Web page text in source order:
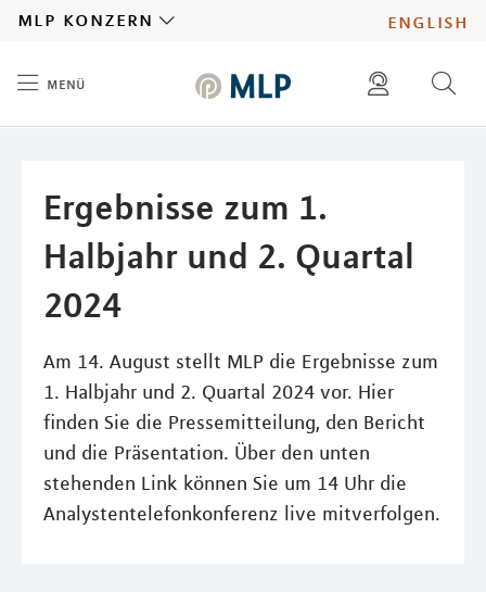
english
mlp konzern
menü
ad hoc mitteilungen finden
Ergebnisse zum 1.
Halbjahr und 2. Quartal
2024
Am 14. August stellt MLP die Ergebnisse zum
1. Halbjahr und 2. Quartal 2024 vor. Hier
finden Sie die Pressemitteilung, den Bericht
und die Präsentation. Über den unten
stehenden Link können Sie um 14 Uhr die
Analystentelefonkonferenz live mitverfolgen.